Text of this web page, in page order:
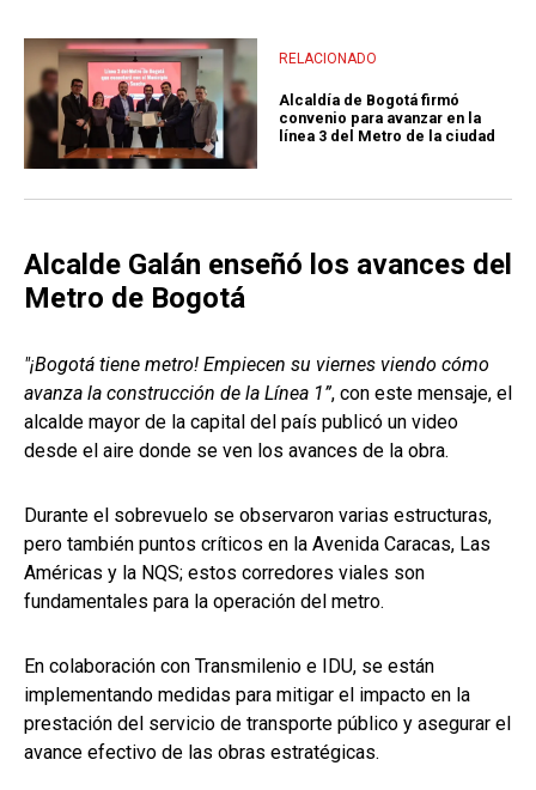
RELACIONADO
Alcaldía de Bogotá firmó
convenio para avanzar en la
línea 3 del Metro de la ciudad
Alcalde Galán enseñó los avances del
Metro de Bogotá
"¡Bogotá tiene metro! Empiecen su viernes viendo cómo
avanza la construcción de la Línea 1”, con este mensaje, el
alcalde mayor de la capital del país publicó un video
desde el aire donde se ven los avances de la obra.
Durante el sobrevuelo se observaron varias estructuras,
pero también puntos críticos en la Avenida Caracas, Las
Américas y la NQS; estos corredores viales son
fundamentales para la operación del metro.
En colaboración con Transmilenio e IDU, se están
implementando medidas para mitigar el impacto en la
prestación del servicio de transporte público y asegurar el
avance efectivo de las obras estratégicas.